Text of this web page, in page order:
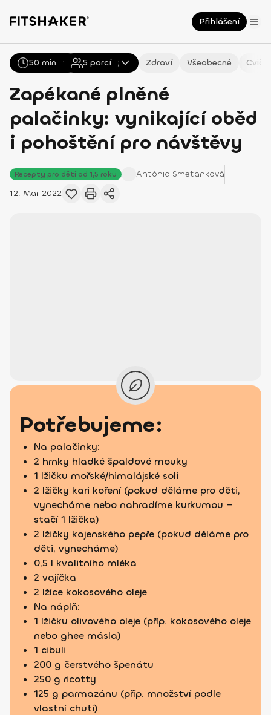
Přihlášení
Všechny Recepty Zdraví Všeobecné
Zapékané plněné
palačinky: vynikající oběd
i pohoštění pro návštěvy
Recepty pro děti od 1,5 roku Antónia Smetanková
12. Mar 2022
50 min 5 porcí
Potřebujeme:
Na palačinky:
2 hrnky hladké špaldové mouky
1 lžičku mořské/himalájské soli
2 lžičky kari koření (pokud děláme pro děti,
vynecháme nebo nahradíme kurkumou –
stačí 1 lžička)
2 lžičky kajenského pepře (pokud děláme pro
děti, vynecháme)
0,5 l kvalitního mléka
2 vajíčka
2 lžíce kokosového oleje
Na náplň:
1 lžičku olivového oleje (příp. kokosového oleje
nebo ghee másla)
1 cibuli
200 g čerstvého špenátu
250 g ricotty
125 g parmazánu (příp. množství podle
vlastní chuti)